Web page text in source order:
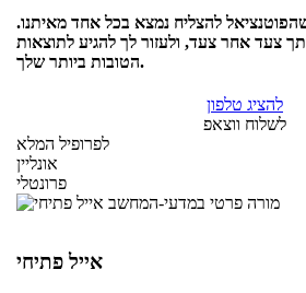
שהפוטנציאל להצליח נמצא בכל אחד מאיתנו.
צעד אחר צעד, ולעזור לך להגיע לתוצאות
הטובות ביותר שלך.
להציג טלפון
לשלוח ווצאפ
לפרופיל המלא
אונליין
פרונטלי
אייל פתיחי